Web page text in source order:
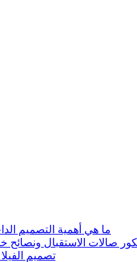
ما هي أهمية التصميم
تصميم